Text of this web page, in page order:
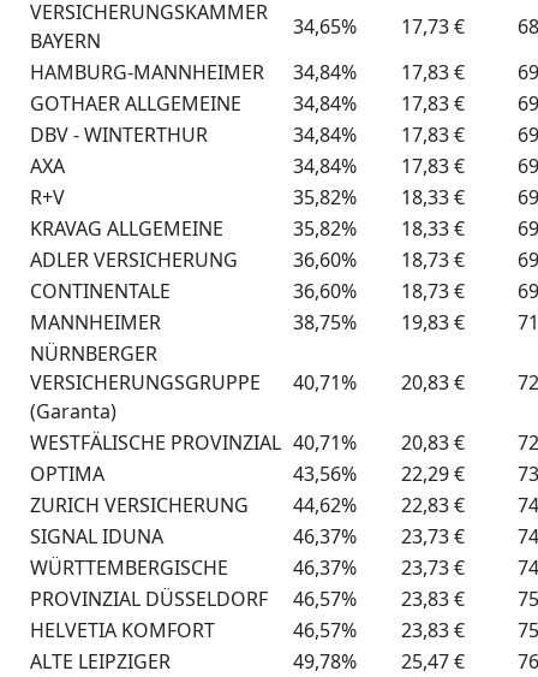
VERSICHERUNGSKAMMER
BAYERN
34,65% 17,73 €
HAMBURG-MANNHEIMER
34,84% 17,83 €
GOTHAER ALLGEMEINE
34,84% 17,83 €
DBV - WINTERTHUR
34,84% 17,83 €
AXA
34,84% 17,83 €
R+V
35,82% 18,33 €
KRAVAG ALLGEMEINE
35,82% 18,33 €
ADLER VERSICHERUNG
36,60% 18,73 €
CONTINENTALE
36,60% 18,73 €
MANNHEIMER
38,75% 19,83 €
NÜRNBERGER
VERSICHERUNGSGRUPPE
(Garanta)
40,71% 20,83 €
WESTFÄLISCHE PROVINZIAL 40,71% 20,83 €
OPTIMA
43,56% 22,29 €
ZURICH VERSICHERUNG
44,62% 22,83 €
SIGNAL IDUNA
46,37% 23,73 €
WÜRTTEMBERGISCHE
46,37% 23,73 €
PROVINZIAL DÜSSELDORF
46,57% 23,83 €
HELVETIA KOMFORT
46,57% 23,83 €
ALTE LEIPZIGER
49,78% 25,47 €